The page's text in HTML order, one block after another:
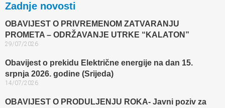
Zadnje novosti
OBAVIJEST O PRIVREMENOM ZATVARANJU
PROMETA – ODRŽAVANJE UTRKE “KALATON”
29/07/2026
Obavijest o prekidu Električne energije na dan 15.
srpnja 2026. godine (Srijeda)
14/07/2026
OBAVIJEST O PRODULJENJU ROKA- Javni poziv za